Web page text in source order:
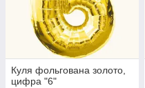
Куля фольгована золото,
цифра "6"